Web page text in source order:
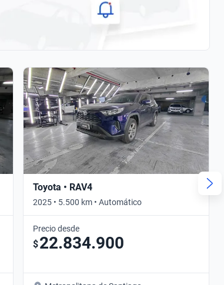
Toyota • RAV4
2025 • 5.500 km • Automático
Precio desde
$22.834.900